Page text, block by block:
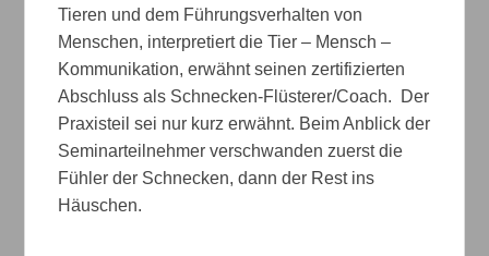
Tieren und dem Führungsverhalten von
Menschen, interpretiert die Tier – Mensch –
Kommunikation, erwähnt seinen zertifizierten
Abschluss als Schnecken-Flüsterer/Coach. Der
Praxisteil sei nur kurz erwähnt. Beim Anblick der
Seminarteilnehmer verschwanden zuerst die
Fühler der Schnecken, dann der Rest ins
Häuschen.